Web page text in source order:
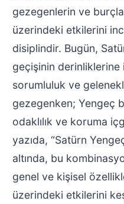
gezegenlerin ve
üzerindeki etkilerini
disiplindir. Bugün,
geçişinin
sorumluluk ve
gezegenken; Yengeç
odaklılık ve koruma
yazıda, “Satürn
altında, bu
genel ve kişisel
üzerindeki etkilerini